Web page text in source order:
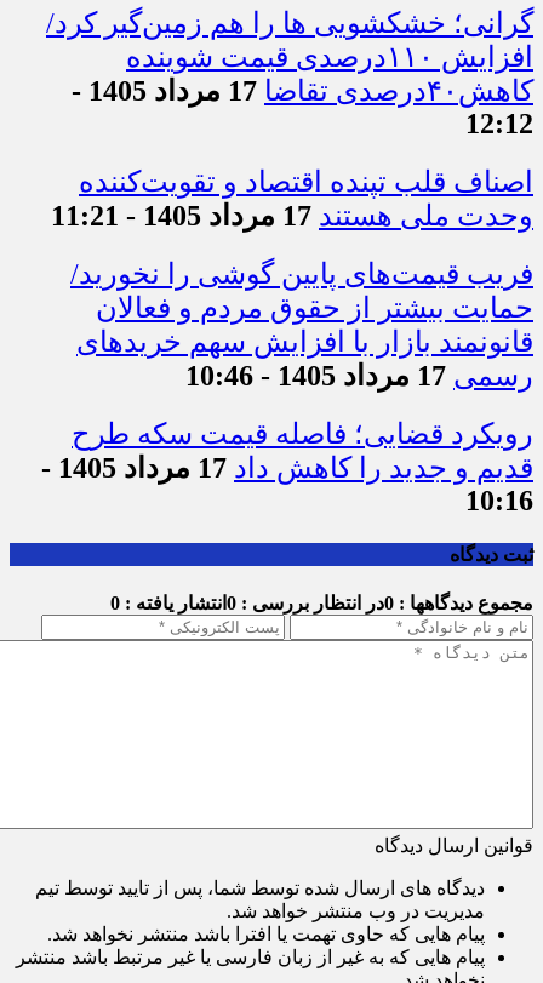
گرانی؛ خشکشویی‌ ها را هم زمین‌گیر کرد/
افزایش ۱۱۰درصدی قیمت شوینده
کاهش۴۰درصدی تقاضا
17 مرداد 1405 -
12:12
اصناف قلب تپنده اقتصاد و تقویت‌کننده
وحدت ملی هستند 17 مرداد 1405 - 11:21
فریب قیمت‌های پایین گوشی را نخورید/
حمایت بیشتر از حقوق مردم و فعالان
قانونمند بازار با افزایش سهم خریدهای
رسمی 17 مرداد 1405 - 10:46
رویکرد قضایی؛ فاصله قیمت سکه طرح
قدیم و جدید را کاهش داد
17 مرداد 1405 -
10:16
ثبت دیدگاه
مجموع دیدگاهها : 0 در انتظار بررسی : 0 انتشار یافته : 0
قوانین ارسال دیدگاه
دیدگاه های ارسال شده توسط شما، پس از تایید توسط تیم
مدیریت در وب منتشر خواهد شد.
پیام هایی که حاوی تهمت یا افترا باشد منتشر نخواهد شد.
پیام هایی که به غیر از زبان فارسی یا غیر مرتبط باشد منتشر